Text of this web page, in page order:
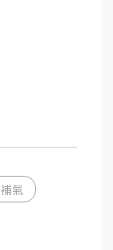
補氣